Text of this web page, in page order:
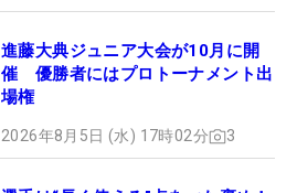
進藤大典ジュニア大会が10月に開
催 優勝者にはプロトーナメント出
場権
2026年8月5日 (水) 17時02分 3